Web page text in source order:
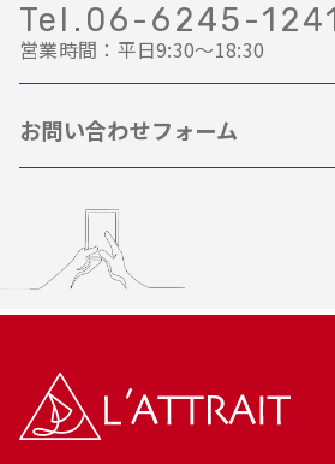
Tel.06-6245-1241
営業時間：平日9:30〜18:30
お問い合わせフォーム